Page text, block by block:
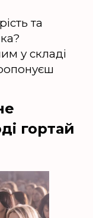
та
у складі
гортай